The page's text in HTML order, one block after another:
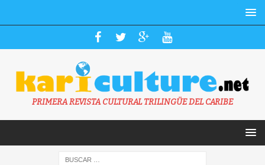
PRIMERA REVISTA CULTURAL TRILINGÜE DEL CARIBE